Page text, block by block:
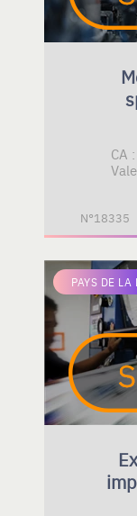
CA :
N°18335
PAYS DE LA